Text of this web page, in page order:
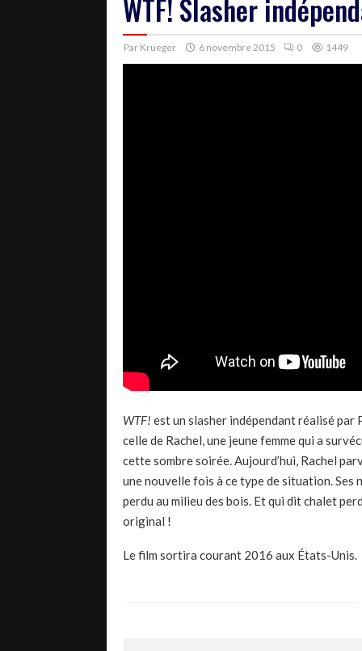
WTF! Slasher
Par Krueger 6 novembre 2015 0 1449
WTF! estun slasher indépendant réalisé par
celle de Rachel, une jeune femme qui a
cette sombre soirée.Aujourd’hui, Rachel
une nouvelle fois à ce type de situation.Ses
perdu au milieu des bois. Et qui ditchalet
original !
Le film sortira courant 2016 aux États-Unis.